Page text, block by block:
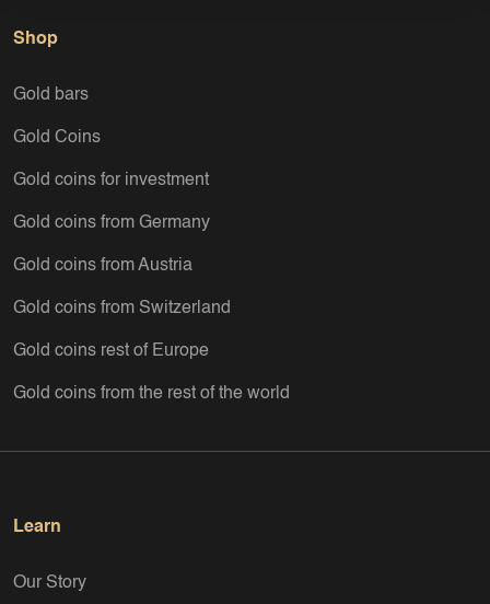
Shop
Gold bars
Gold Coins
Gold coins for investment
Gold coins from Germany
Gold coins from Austria
Gold coins from Switzerland
Gold coins rest of Europe
Gold coins from the rest of the world
Learn
Our Story